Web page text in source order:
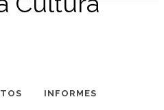
Twitter Soundcloud
Youtube
INFORMES